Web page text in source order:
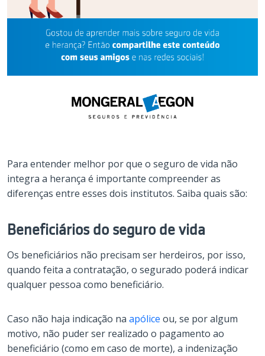
Para entender melhor por que o seguro de vida não
integra a herança é importante compreender as
diferenças entre esses dois institutos. Saiba quais são:
Beneficiários do seguro de vida
Os beneficiários não precisam ser herdeiros, por isso,
quando feita a contratação, o segurado poderá indicar
qualquer pessoa como beneficiário.
Caso não haja indicação na apólice ou, se por algum
motivo, não puder ser realizado o pagamento ao
beneficiário (como em caso de morte), a indenização